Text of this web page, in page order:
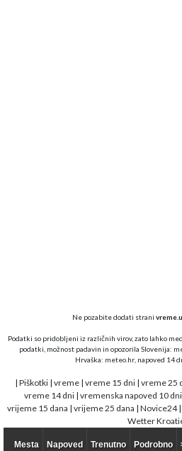
Ne pozabite dodati strani
Podatki so pridobljeni iz različnih virov, zato lahko
podatki, možnost padavin in opozorila Slovenija:
Hrvaška: meteo.hr , napoved 14
| Piškotki | vreme | vreme 15 dni | vreme 25
vreme 14 dni| vremenska napoved 10 dni
vrijeme 15 dana | vrijeme 25 dana | Novice24|
Wetter
Mesta Napoved Trenutno Podrobno